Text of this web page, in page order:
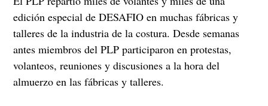
edición especial de DESAFIO en muchas fábricas y
talleres de la industria de la costura. Desde semanas
antes miembros del PLP participaron en protestas,
volanteos, reuniones y discusiones a la hora del
almuerzo en las fábricas y talleres.